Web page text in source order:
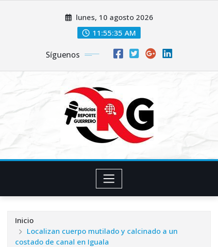
lunes, 10 agosto 2026
11:55:35 AM
Síguenos
Inicio
Localizan cuerpo mutilado y calcinado a un
costado de canal en Iguala